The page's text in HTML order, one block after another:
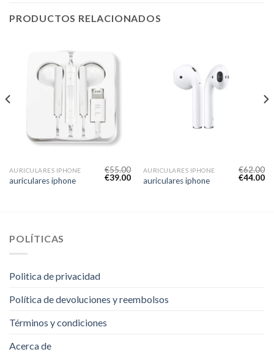
PRODUCTOS RELACIONADOS
AURICULARES IPHONE
auriculares iphone
€55.00
€39.00
AURICULARES IPHONE
auriculares iphone
€62.00
€44.00
POLÍTICAS
Politica de privacidad
Política de devoluciones y reembolsos
Términos y condiciones
Acerca de